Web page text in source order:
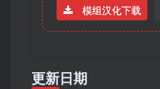
模组汉化下载
更新日期